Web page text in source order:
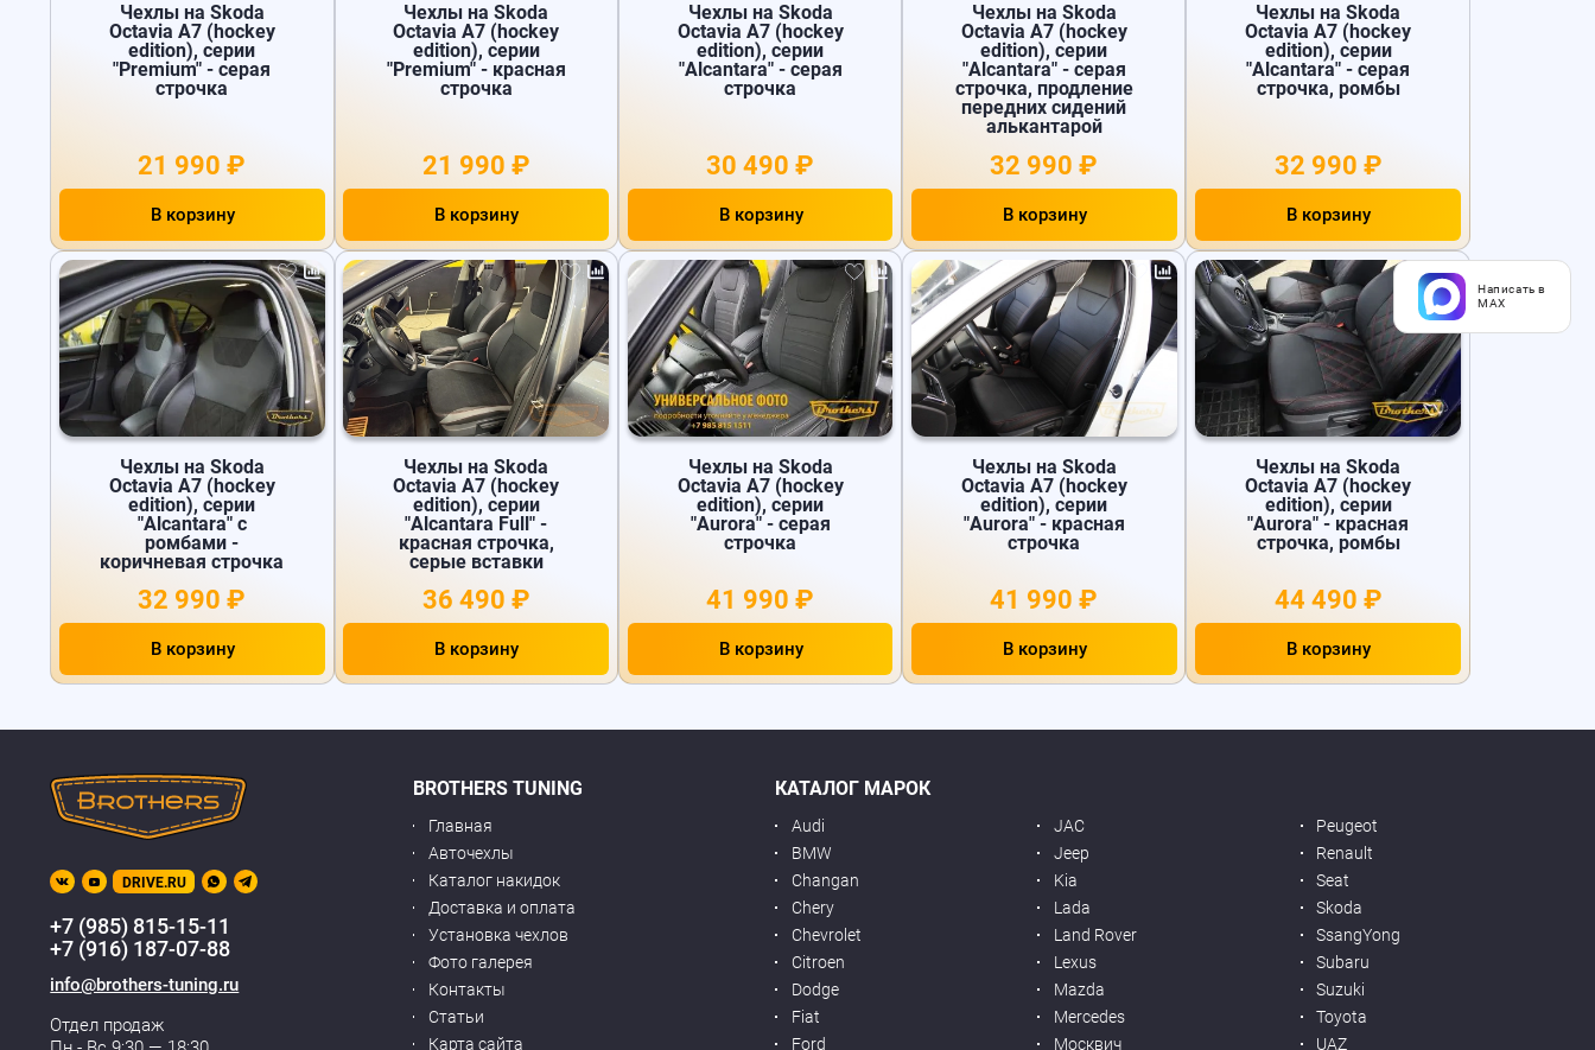
Чехлы на Skoda
Octavia A7 (hockey
edition), серии
"Premium" - серая
строчка
21 990 ₽
В корзину
Чехлы на Skoda
Octavia A7 (hockey
edition), серии
"Premium" - красная
строчка
21 990 ₽
В корзину
Чехлы на Skoda
Octavia A7 (hockey
edition), серии
"Alcantara" - серая
строчка
30 490 ₽
В корзину
Чехлы на Skoda
Octavia A7 (hockey
edition), серии
"Alcantara" - серая
строчка, продление
передних сидений
алькантарой
32 990 ₽
В корзину
Чехлы на Skoda
Octavia A7 (hockey
edition), серии
"Alcantara" - серая
строчка, ромбы
32 990 ₽
В корзину
Чехлы на Skoda
Octavia A7 (hockey
edition), серии
"Alcantara" с
ромбами -
коричневая строчка
32 990 ₽
В корзину
Чехлы на Skoda
Octavia A7 (hockey
edition), серии
"Alcantara Full" -
красная строчка,
серые вставки
36 490 ₽
В корзину
Чехлы на Skoda
Octavia A7 (hockey
edition), серии
"Aurora" - серая
строчка
41 990 ₽
В корзину
Чехлы на Skoda
Octavia A7 (hockey
edition), серии
"Aurora" - красная
строчка
41 990 ₽
В корзину
Чехлы на Skoda
Octavia A7 (hockey
edition), серии
"Aurora" - красная
строчка, ромбы
44 490 ₽
В корзину
DRIVE.RU
+7 (985) 815-15-11
+7 (916) 187-07-88
info@brothers-tuning.ru
Отдел продаж
BROTHERS TUNING
Главная
Авточехлы
Каталог накидок
Доставка и оплата
Установка чехлов
Фото галерея
Контакты
Статьи
Карта сайта
КАТАЛОГ МАРОК
Audi
BMW
Changan
Chery
Chevrolet
Citroen
Dodge
Fiat
Ford
JAC
Jeep
Kia
Lada
Land Rover
Lexus
Mazda
Mercedes
Москвич
Peugeot
Renault
Seat
Skoda
SsangYong
Subaru
Suzuki
Toyota
UAZ
Написать в
MAX